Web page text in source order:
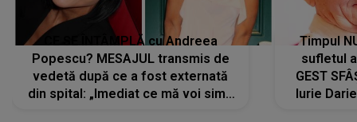
CE SE ÎNTÂMPLĂ cu Andreea
Popescu? MESAJUL transmis de
vedetă după ce a fost externată
din spital: „Imediat ce mă voi simți
Timpul
sufletul
GEST
Iurie